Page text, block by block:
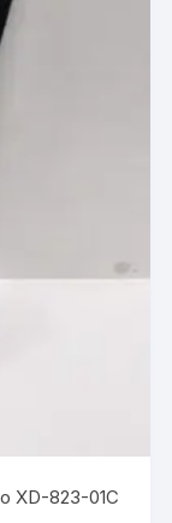
XD-823-01C